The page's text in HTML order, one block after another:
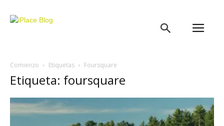
Comienzo Etiquetas Foursquare
Etiqueta: foursquare